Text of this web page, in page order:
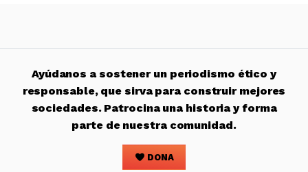
Ayúdanos a sostener un periodismo ético y
responsable, que sirva para construir mejores
sociedades. Patrocina una historia y forma
parte de nuestra comunidad.
DONA